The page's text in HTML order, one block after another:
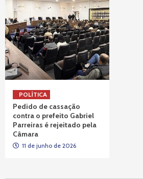
POLÍTICA
Pedido de cassação
contra o prefeito Gabriel
Parreiras é rejeitado pela
Câmara
11 de junho de 2026